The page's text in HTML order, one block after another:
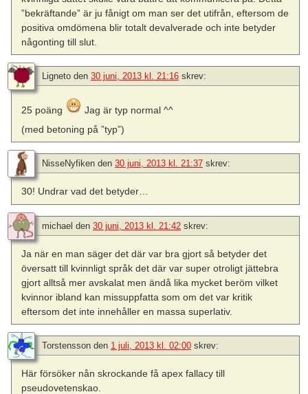
”bekräftande” är ju fånigt om man ser det utifrån, eftersom de
positiva omdömena blir totalt devalverade och inte betyder
någonting till slut.
Ligneto den 30 juni, 2013 kl. 21:16 skrev:
25 poäng
Jag är typ normal ^^
(med betoning på ”typ”)
NisseNyfiken den 30 juni, 2013 kl. 21:37 skrev:
30! Undrar vad det betyder…
michael den 30 juni, 2013 kl. 21:42 skrev:
Ja när en man säger det där var bra gjort så betyder det
översatt till kvinnligt språk det där var super otroligt jättebra
gjort alltså mer avskalat men ändå lika mycket beröm vilket
kvinnor ibland kan missuppfatta som om det var kritik
eftersom det inte innehåller en massa superlativ.
Torstensson den 1 juli, 2013 kl. 02:00 skrev:
Här försöker nån skrockande få apex fallacy till
pseudovetenskao.